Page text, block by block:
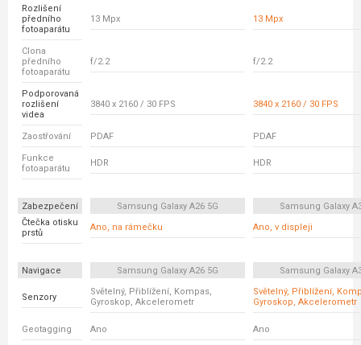
Rozlišení
předního
fotoaparátu
13 Mpx 13 Mpx
Clona
předního
fotoaparátu
f/2.2 f/2.2
Podporovaná
rozlišení
videa
3840 x 2160 / 30 FPS 3840 x 2160 / 30 FPS
Zaostřování PDAF PDAF
Funkce
fotoaparátu
HDR HDR
Zabezpečení Samsung Galaxy A26 5G
Samsung Galaxy
Čtečka otisku
prstů
Ano, na rámečku Ano, v displeji
Navigace Samsung Galaxy A26 5G Samsung Galaxy
Senzory
Světelný, Přiblížení, Kompas,
Gyroskop, Akcelerometr
Světelný, Přiblížení,
Gyroskop, Akcelerometr
Geotagging Ano Ano